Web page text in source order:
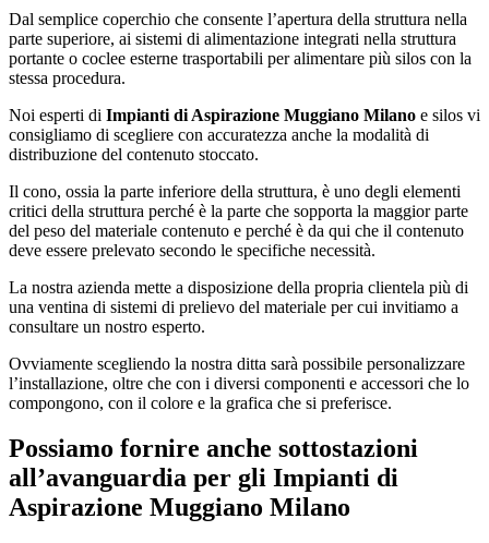
Dal semplice coperchio che consente l’apertura della struttura nella
parte superiore, ai sistemi di alimentazione integrati nella struttura
portante o coclee esterne trasportabili per alimentare più silos con la
stessa procedura.
Noi esperti di Impianti di Aspirazione Muggiano Milano e silos vi
consigliamo di scegliere con accuratezza anche la modalità di
distribuzione del contenuto stoccato.
Il cono, ossia la parte inferiore della struttura, è uno degli elementi
critici della struttura perché è la parte che sopporta la maggior parte
del peso del materiale contenuto e perché è da qui che il contenuto
deve essere prelevato secondo le specifiche necessità.
La nostra azienda mette a disposizione della propria clientela più di
una ventina di sistemi di prelievo del materiale per cui invitiamo a
consultare un nostro esperto.
Ovviamente scegliendo la nostra ditta sarà possibile personalizzare
l’installazione, oltre che con i diversi componenti e accessori che lo
compongono, con il colore e la grafica che si preferisce.
Possiamo fornire anche sottostazioni
all’avanguardia per gli Impianti di
Aspirazione Muggiano Milano